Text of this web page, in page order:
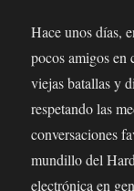
Hace unos días,
pocos amigos en
viejas batallas y
respetando las
conversaciones
mundillo del
electrónica en